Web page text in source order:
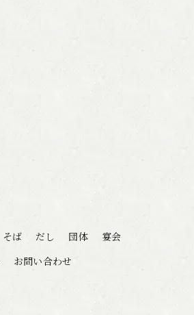
そば だし 団体
宴会
お問い合わせ